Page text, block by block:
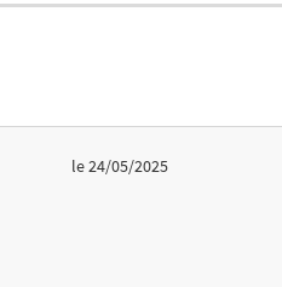
le 24/05/2025